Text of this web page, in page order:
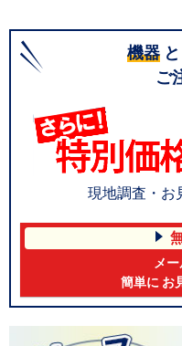
機器 と
ご
現地調査・お
メ
簡単に お